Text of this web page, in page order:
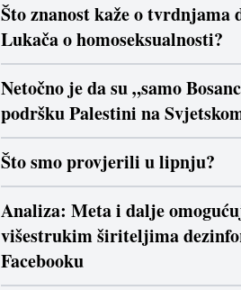
Što znanost kaže o tvrdnjama
Lukača o homoseksualnosti?
Netočno je da su „samo
podršku Palestini na
Što smo provjerili u lipnju?
Analiza: Meta i dalje
višestrukim širiteljima
Facebooku